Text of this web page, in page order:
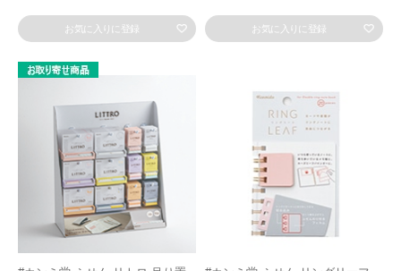
お気に入りに登録 お気に入りに登録